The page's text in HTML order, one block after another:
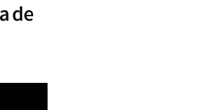
de